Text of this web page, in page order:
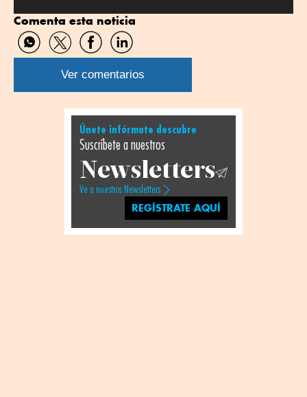
Linkedin
Comenta esta noticia
Compartir
por
WhatsApp
Compartir
por
Twitter
Compartir
por
Facebook
Compartir
por
Linkedin
Ver comentarios
Únete infórmate descubre
Suscríbete a nuestros
Newsletters
Ve a nuestros Newsletters
REGÍSTRATE AQUÍ